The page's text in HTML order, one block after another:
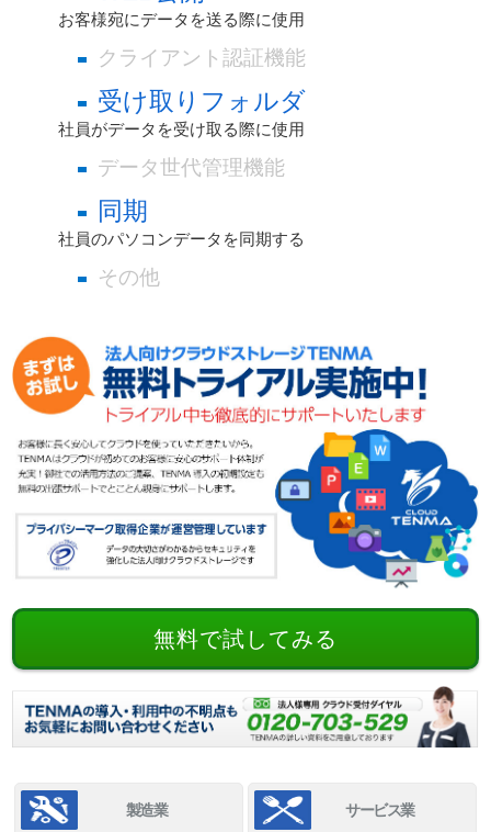
お客様宛にデータを送る際に使用
クライアント認証機能
受け取りフォルダ
社員がデータを受け取る際に使用
データ世代管理機能
同期
社員のパソコンデータを同期する
その他
無料で試してみる
製造業 サービス業